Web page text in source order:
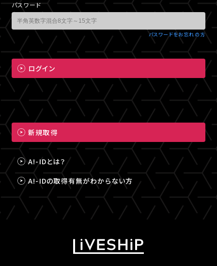
パスワード
パスワードをお忘れの方
ログイン
新規取得
A!-IDとは？
A!-IDの取得有無がわからない方